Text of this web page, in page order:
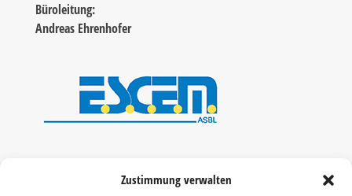
Zustimmung verwalten
Büroleitung:
Andreas Ehrenhofer